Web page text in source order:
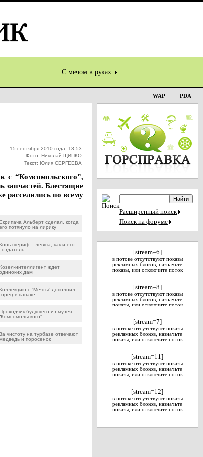
С мечом в руках
WAP PDA
15 сентября 2010 года, 13:53
Фото: Николай ЩИПКО
Текст: Юлия СЕРГЕЕВА
с “Комсомольского”,
запчастей. Блестящие
по всему
Скрипача Альберт сделал, когда
его потянуло на лирику
Конь-шериф – левша, как и его
создатель
Козел-интеллигент ждет
одиноких дам
Коллекцию с “Мечты” дополнил
горец в папахе
Проходчик будущего из музея
“Комсомольского”
За чистоту на турбазе отвечают
медведь и поросенок
Расширенный поиск
Поиск на форуме
[stream=6]
в потоке отсутствуют показы
рекламных блоков, назначьте
показы, или отключите поток
[stream=8]
в потоке отсутствуют показы
рекламных блоков, назначьте
показы, или отключите поток
[stream=7]
в потоке отсутствуют показы
рекламных блоков, назначьте
показы, или отключите поток
[stream=11]
в потоке отсутствуют показы
рекламных блоков, назначьте
показы, или отключите поток
[stream=12]
в потоке отсутствуют показы
рекламных блоков, назначьте
показы, или отключите поток